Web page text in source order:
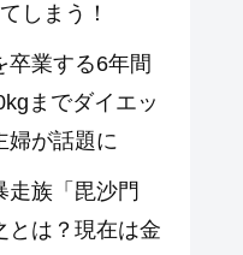
しまう！
卒業する6年間
までダイエッ
婦が話題に
走族「毘沙門
とは？現在は金